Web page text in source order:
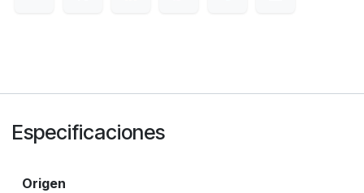
Especificaciones
Origen